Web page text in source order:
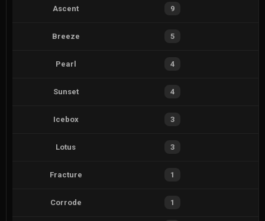
Ascent 9
Breeze 5
Pearl 4
Sunset 4
Icebox 3
Lotus 3
Fracture 1
Corrode 1